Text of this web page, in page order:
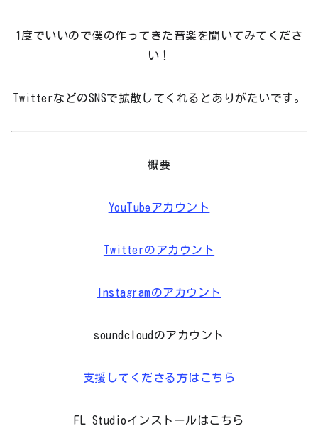
1度でいいので僕の作ってきた音楽を聞いてみてくださ
い！
TwitterなどのSNSで拡散してくれるとありがたいです。
概要
YouTubeアカウント
Twitterのアカウント
Instagramのアカウント
soundcloudのアカウント
支援してくださる方はこちら
FL Studioインストールはこちら